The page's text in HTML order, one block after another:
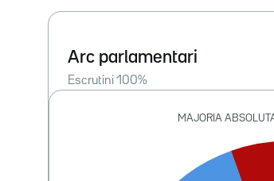
Arc parlamentari
Escrutini 100%